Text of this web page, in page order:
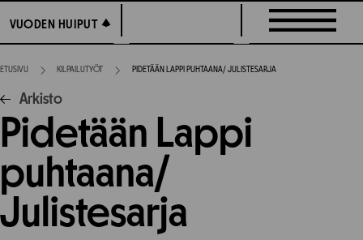
suoraan
sisältöön
VUODEN HUIPUT
VUODEN HUIPUT
ETUSIVU KILPAILUTYÖT PIDETÄÄN LAPPI PUHTAANA/ JULISTESARJA
Arkisto
Pidetään Lappi
puhtaana/
Julistesarja